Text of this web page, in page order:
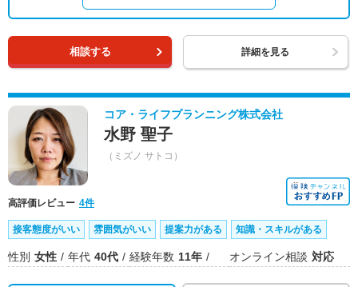
相談する 詳細を見る
コア・ライフプランニング株式会社
水野 聖子
（ミズノ サトコ）
高評価レビュー 4件
接客態度がいい 雰囲気がいい 提案力がある 知識・スキルがある
性別 女性 年代 40代 経験年数 11年 オンライン相談 対応